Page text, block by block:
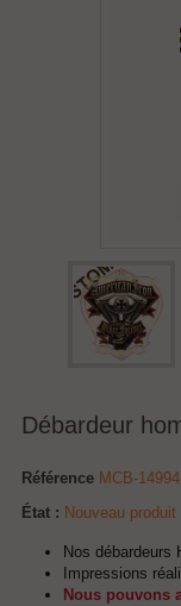
Débardeur
Référence MCB-
État : Nouveau produit
Nos débardeurs
Impressions
Nous pouvons